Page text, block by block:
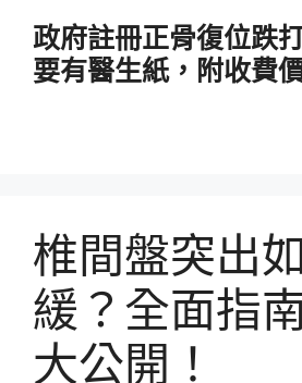
政府註冊正骨復位跌
要有醫生紙，附收費
椎間盤突出
緩？全面指
大公開！